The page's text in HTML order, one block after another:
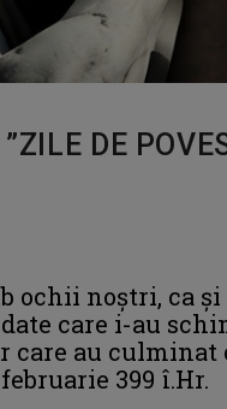
DE
ochii noştri, ca
care i-au
au culminat
399 î.Hr.